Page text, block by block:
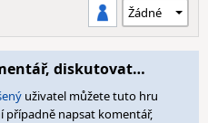
diskutovat…
uživatel můžete tuto hru
případně napsat komentář,